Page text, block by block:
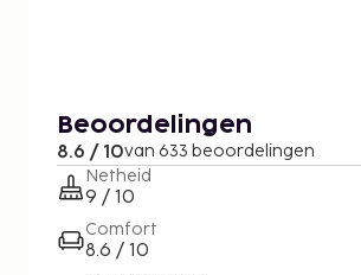
Beoordelingen
8.6 / 10van 633 beoordelingen
Netheid
9 / 10
Comfort
8.6 / 10